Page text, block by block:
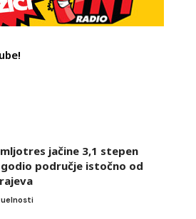
jačine 3,1 stepen
područje istočno od